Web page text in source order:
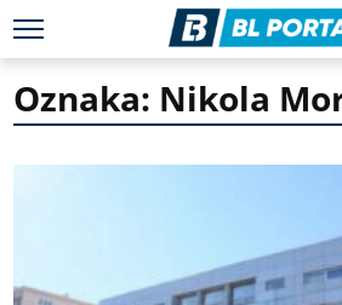
Oznaka: Nikola